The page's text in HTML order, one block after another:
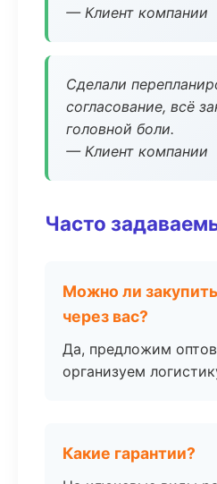
— Клиент компании
Сделали
согласование, всё
головной боли.
— Клиент компании
Часто
Можно ли
через вас?
Да, предложим
организуем
Какие гарантии?